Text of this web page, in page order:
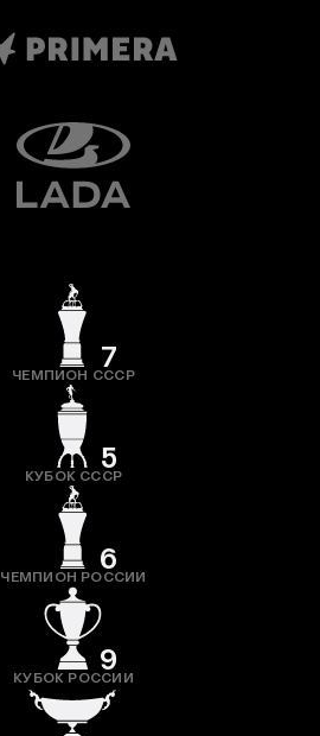
7
ЧЕМПИОН СССР
5
КУБОК СССР
6
ЧЕМПИОН РОССИИ
9
КУБОК РОССИИ